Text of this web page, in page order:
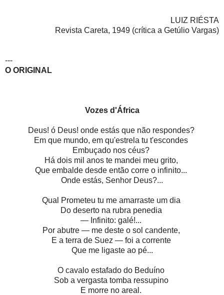
LUIZ RIÉSTA
Revista Careta, 1949 (crítica a Getúlio Vargas)
---
O ORIGINAL
Vozes d'África
Deus! ó Deus! onde estás que não respondes?
Em que mundo, em qu'estrela tu t'escondes
Embuçado nos céus?
Há dois mil anos te mandei meu grito,
Que embalde desde então corre o infinito...
Onde estás, Senhor Deus?...
Qual Prometeu tu me amarraste um dia
Do deserto na rubra penedia
— Infinito: galé!...
Por abutre — me deste o sol candente,
E a terra de Suez — foi a corrente
Que me ligaste ao pé...
O cavalo estafado do Beduíno
Sob a vergasta tomba ressupino
E morre no areal.